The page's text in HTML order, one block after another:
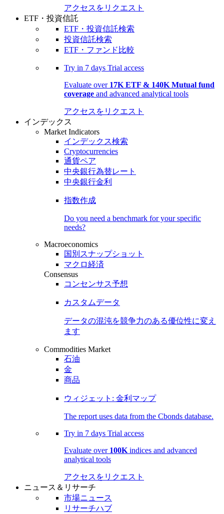
アクセスをリクエスト
ETF・投資信託
ETF・投資信託検索
投資信託検索
ETF・ファンド比較
Try in 7 days Trial access
Evaluate over 17K ETF & 140K Mutual fund
coverage and advanced analytical tools
アクセスをリクエスト
インデックス
Market Indicators
インデックス検索
Cryptocurrencies
通貨ペア
中央銀行為替レート
中央銀行金利
指数作成
Do you need a benchmark for your specific
needs?
Macroeconomics
国別スナップショット
マクロ経済
Consensus
コンセンサス予想
カスタムデータ
データの混沌を競争力のある優位性に変え
ます
Commodities Market
石油
金
商品
ウィジェット: 金利マップ
The report uses data from the Cbonds database.
Try in 7 days Trial access
Evaluate over 100K indices and advanced
analytical tools
アクセスをリクエスト
ニュース＆リサーチ
市場ニュース
リサーチハブ